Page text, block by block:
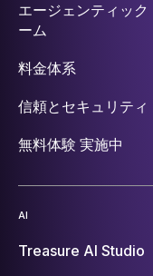
エージェンティッ
ーム
料金体系
信頼とセキュリティ
無料体験 実施中
AI
Treasure AI Studio